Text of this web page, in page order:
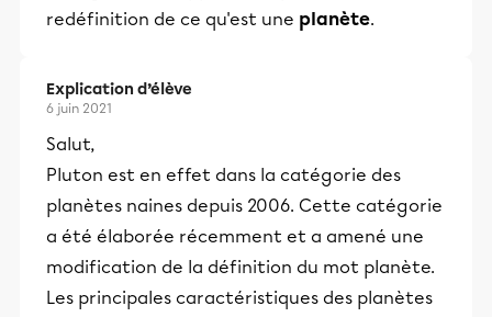
redéfinition de ce qu'est une planète.
Explication d’élève
6 juin 2021
Salut,
Pluton est en effet dans la catégorie des
planètes naines depuis 2006. Cette catégorie
a été élaborée récemment et a amené une
modification de la définition du mot planète.
Les principales caractéristiques des planètes